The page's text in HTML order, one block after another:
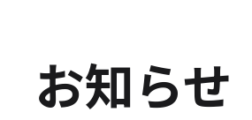
サステナビリティ
お知らせ